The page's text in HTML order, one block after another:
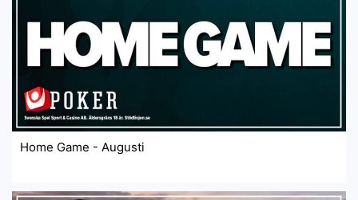
Home Game - Augusti